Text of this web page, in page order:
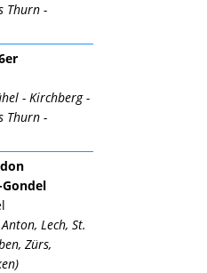
Thurn -
- Kirchberg -
Thurn -
Lech, St.
Zürs,